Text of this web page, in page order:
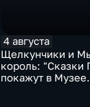
4 августа
Щелкунчики и
король: "Сказки
покажут в Музее